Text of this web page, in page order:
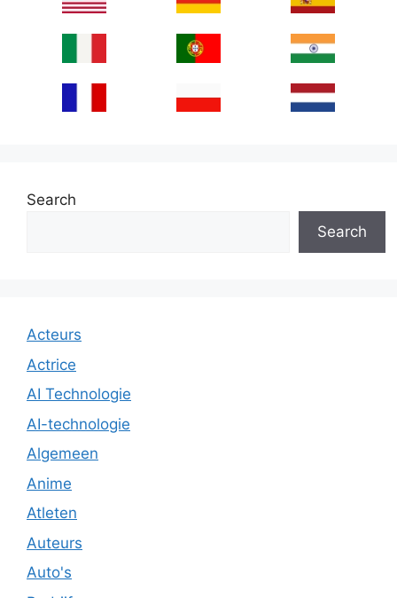
Search
Search
Acteurs
Actrice
AI Technologie
AI-technologie
Algemeen
Anime
Atleten
Auteurs
Auto's